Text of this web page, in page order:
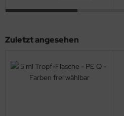
Zuletzt angesehen